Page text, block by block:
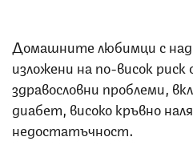
Домашните любимци с
изложени на по-висок риск
здравословни проблеми,
диабет, високо кръвно
недостатъчност.